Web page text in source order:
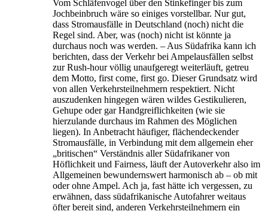
Vom Schläfenvogel über den Stinkefinger bis zum
Jochbeinbruch wäre so einiges vorstellbar. Nur gut,
dass Stromausfälle in Deutschland (noch) nicht die
Regel sind. Aber, was (noch) nicht ist könnte ja
durchaus noch was werden. – Aus Südafrika kann ich
berichten, dass der Verkehr bei Ampelausfällen selbst
zur Rush-hour völlig unaufgeregt weiterläuft, getreu
dem Motto, first come, first go. Dieser Grundsatz wird
von allen Verkehrsteilnehmern respektiert. Nicht
auszudenken hingegen wären wildes Gestikulieren,
Gehupe oder gar Handgreiflichkeiten (wie sie
hierzulande durchaus im Rahmen des Möglichen
liegen). In Anbetracht häufiger, flächendeckender
Stromausfälle, in Verbindung mit dem allgemein eher
„britischen“ Verständnis aller Südafrikaner von
Höflichkeit und Fairness, läuft der Autoverkehr also im
Allgemeinen bewundernswert harmonisch ab – ob mit
oder ohne Ampel. Ach ja, fast hätte ich vergessen, zu
erwähnen, dass südafrikanische Autofahrer weitaus
öfter bereit sind, anderen Verkehrsteilnehmern ein